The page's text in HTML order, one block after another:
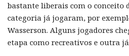
bastante liberais com o conceito
categoria já jogaram, por
Wasserson. Alguns jogadores
etapa como recreativos e outra